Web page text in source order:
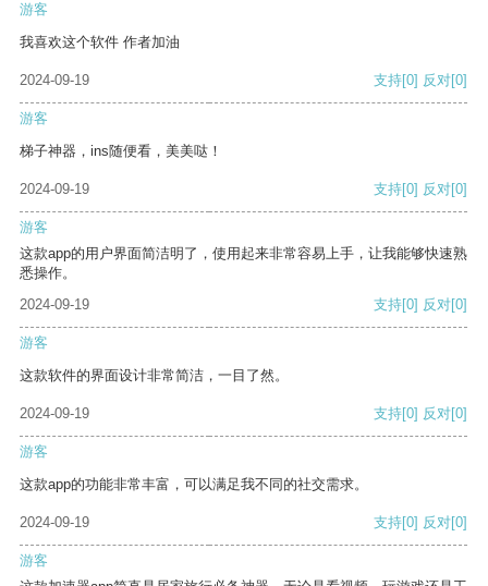
游客
我喜欢这个软件 作者加油
2024-09-19 支持[0] 反对[0]
游客
梯子神器，ins随便看，美美哒！
2024-09-19 支持[0] 反对[0]
游客
这款app的用户界面简洁明了，使用起来非常容易上手，让我能够快速熟
悉操作。
2024-09-19
支持[0] 反对[0]
游客
这款软件的界面设计非常简洁，一目了然。
2024-09-19 支持[0] 反对[0]
游客
这款app的功能非常丰富，可以满足我不同的社交需求。
2024-09-19 支持[0] 反对[0]
游客